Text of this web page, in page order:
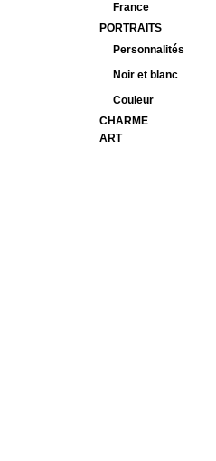
France
PORTRAITS
Personnalités
Noir et blanc
Couleur
CHARME
ART